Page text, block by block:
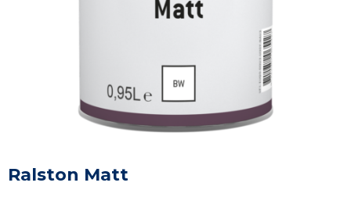
Ralston Matt